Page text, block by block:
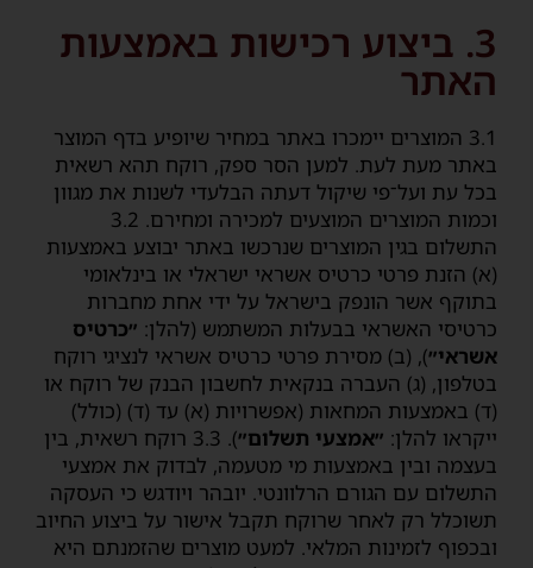
3. ביצוע רכישות באמצעות
האתר
3.1 המוצרים יימכרו באתר במחיר שיופיע בדף המוצר
באתר מעת לעת. למען הסר ספק, רוקח תהא רשאית
בכל עת ועל־פי שיקול דעתה הבלעדי לשנות את מגוון
וכמות המוצרים המוצעים למכירה ומחירם. 3.2
התשלום בגין המוצרים שנרכשו באתר יבוצע באמצעות
(א) הזנת פרטי כרטיס אשראי ישראלי או בינלאומי
בתוקף אשר הונפק בישראל על ידי אחת מחברות
כרטיסי האשראי בבעלות המשתמש (להלן: ״כרטיס
אשראי״), (ב) מסירת פרטי כרטיס אשראי לנציגי רוקח
בטלפון, (ג) העברה בנקאית לחשבון הבנק של רוקח או
(ד) באמצעות המחאות (אפשרויות (א) עד (ד) (כולל)
ייקראו להלן: ״אמצעי תשלום״
). 3.3 רוקח רשאית, בין
בעצמה ובין באמצעות מי מטעמה, לבדוק את אמצעי
התשלום עם הגורם הרלוונטי. יובהר ויודגש כי העסקה
תשוכלל רק לאחר שרוקח תקבל אישור על ביצוע החיוב
ובכפוף לזמינות המלאי. למעט מוצרים שהזמנתם היא